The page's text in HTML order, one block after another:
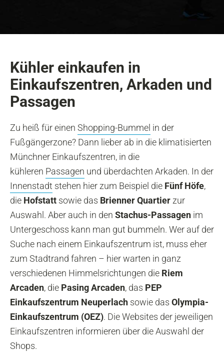
Kühler einkaufen in
Einkaufszentren, Arkaden und
Passagen
Zu heiß für einen Shopping-Bummel in der
Fußgängerzone? Dann lieber ab in die klimatisierten
Münchner Einkaufszentren, in die
kühleren Passagen und überdachten Arkaden. In der
Innenstadt stehen hier zum Beispiel die Fünf Höfe,
die Hofstatt sowie das Brienner Quartier zur
Auswahl. Aber auch in den Stachus-Passagen im
Untergeschoss kann man gut bummeln. Wer auf der
Suche nach einem Einkaufszentrum ist, muss eher
zum Stadtrand fahren – hier warten in ganz
verschiedenen Himmelsrichtungen die Riem
Arcaden, die Pasing Arcaden, das PEP
Einkaufszentrum Neuperlach sowie das Olympia-
Einkaufszentrum (OEZ). Die Websites der jeweiligen
Einkaufszentren informieren über die Auswahl der
Shops.